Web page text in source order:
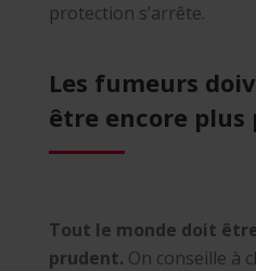
protection s’arrête.
Les fumeurs
être encore plus
Tout le monde doit
prudent. On conseille à